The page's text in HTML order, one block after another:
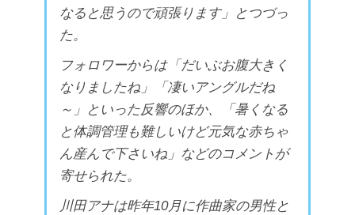
なると思うので頑張ります」とつづっ
た。
フォロワーからは「だいぶお腹大きく
なりましたね」「凄いアングルだね
～」といった反響のほか、「暑くなる
と体調管理も難しいけど元気な赤ちゃ
ん産んで下さいね」などのコメントが
寄せられた。
川田アナは昨年10月に作曲家の男性と